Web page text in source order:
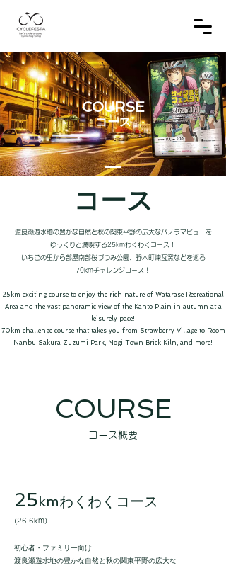
COURSE
コース
​コース
渡良瀬遊水地の豊かな自然と秋の関東平野の広大なパノラマビューを
ゆっくりと満喫する25kmわくわくコース！
いちごの里から部屋南部桜づつみ公園、野木町煉瓦窯などを巡る
70kmチャレンジコース！
25km exciting course to enjoy the rich nature of Watarase Recreational
Area and the vast panoramic view of the Kanto Plain in autumn at a
leisurely pace!
70km challenge course that takes you from Strawberry Village to Room
Nanbu Sakura Zuzumi Park, Nogi Town Brick Kiln, and more!
​COURSE
​コース概要
25kmわくわくコース
(26.6km）​
​初心者・ファミリー向け
渡良瀬遊水地の豊かな自然と秋の関東平野の広大な